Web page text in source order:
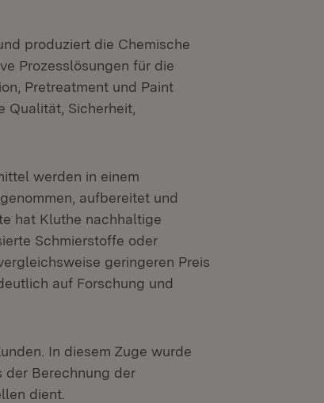
produziert die Chemische
Prozesslösungen für die
Pretreatment und Paint
Qualität, Sicherheit,
werden in einem
aufbereitet und
hat Kluthe nachhaltige
Schmierstoffe oder
geringeren Preis
auf Forschung und
In diesem Zuge wurde
der Berechnung der
dient.